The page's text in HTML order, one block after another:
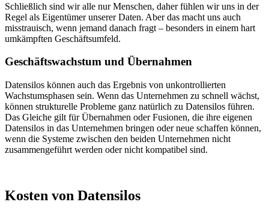
Schließlich sind wir alle nur Menschen, daher fühlen wir uns in der
Regel als Eigentümer unserer Daten. Aber das macht uns auch
misstrauisch, wenn jemand danach fragt – besonders in einem hart
umkämpften Geschäftsumfeld.
Geschäftswachstum und Übernahmen
Datensilos können auch das Ergebnis von unkontrollierten
Wachstumsphasen sein. Wenn das Unternehmen zu schnell wächst,
können strukturelle Probleme ganz natürlich zu Datensilos führen.
Das Gleiche gilt für Übernahmen oder Fusionen, die ihre eigenen
Datensilos in das Unternehmen bringen oder neue schaffen können,
wenn die Systeme zwischen den beiden Unternehmen nicht
zusammengeführt werden oder nicht kompatibel sind.
Kosten von Datensilos